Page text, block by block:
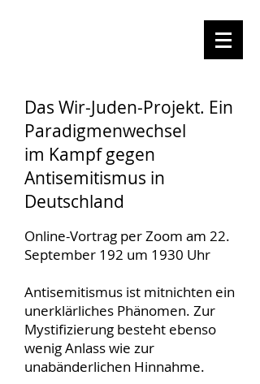
Das Wir-Juden-Projekt. Ein
Paradigmenwechsel
im Kampf gegen
Antisemitismus in
Deutschland
Online-Vortrag per Zoom am 22.
September 192 um 1930 Uhr
Antisemitismus ist mitnichten ein
unerklärliches Phänomen. Zur
Mystifizierung besteht ebenso
wenig Anlass wie zur
unabänderlichen Hinnahme.